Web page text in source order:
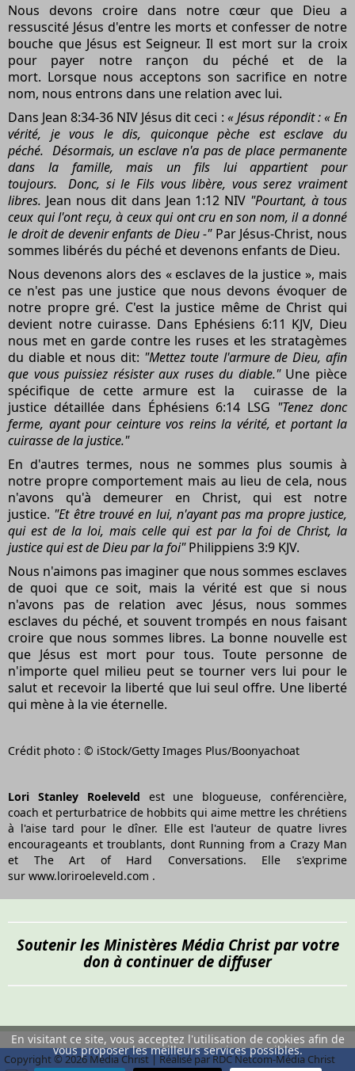
Nous devons croire dans notre cœur que Dieu a
ressuscité Jésus d'entre les morts et confesser de notre
bouche que Jésus est Seigneur. Il est mort sur la croix
pour payer notre rançon du péché et de la
mort. Lorsque nous acceptons son sacrifice en notre
nom, nous entrons dans une relation avec lui.
Dans Jean 8:34-36 NIV Jésus dit ceci : « Jésus répondit : « En
vérité, je vous le dis, quiconque pèche est esclave du
péché. Désormais, un esclave n'a pas de place permanente
dans la famille, mais un fils lui appartient pour
toujours.
Donc, si le Fils vous libère, vous serez vraiment
libres. Jean nous dit dans Jean 1:12 NIV "Pourtant, à tous
ceux qui l'ont reçu, à ceux qui ont cru en son nom, il a donné
le droit de devenir enfants de Dieu -"Par Jésus-Christ, nous
sommes libérés du péché et devenons enfants de Dieu.
Nous devenons alors des « esclaves de la justice », mais
ce n'est pas une justice que nous devons évoquer de
notre propre gré. C'est la justice même de Christ qui
devient notre cuirasse. Dans Ephésiens 6:11 KJV, Dieu
nous met en garde contre les ruses et les stratagèmes
du diable et nous dit: "Mettez toute l'armure de Dieu, afin
que vous puissiez résister aux ruses du diable." Une pièce
spécifique de cette armure est la cuirasse de la
justice détaillée dans Éphésiens 6:14 LSG "Tenez donc
ferme, ayant pour ceinture vos reins la vérité, et portant la
cuirasse de la justice."
En d'autres termes, nous ne sommes plus soumis à
notre propre comportement mais au lieu de cela, nous
n'avons qu'à demeurer en Christ, qui est notre
justice. "Et être trouvé en lui, n'ayant pas ma propre justice,
qui est de la loi, mais celle qui est par la foi de Christ, la
justice qui est de Dieu par la foi"Philippiens 3:9 KJV.
Nous n'aimons pas imaginer que nous sommes esclaves
de quoi que ce soit, mais la vérité est que si nous
n'avons pas de relation avec Jésus, nous sommes
esclaves du péché, et souvent trompés en nous faisant
croire que nous sommes libres. La bonne nouvelle est
que Jésus est mort pour tous. Toute personne de
n'importe quel milieu peut se tourner vers lui pour le
salut et recevoir la liberté que lui seul offre. Une liberté
qui mène à la vie éternelle.
Crédit photo : © iStock/Getty Images Plus/Boonyachoat
Lori Stanley Roeleveld est une blogueuse, conférencière,
coach et perturbatrice de hobbits qui aime mettre les chrétiens
à l'aise tard pour le dîner. Elle est l'auteur de quatre livres
encourageants et troublants, dont Running from a Crazy Man
et The Art of Hard Conversations. Elle s'exprime
sur www.loriroeleveld.com .
Soutenir les Ministères Média Christ par votre
don à continuer de diffuser
Copyright © 2026 Média Christ | Réalisé par RDC Netcom-Média Christ
En visitant ce site, vous acceptez l'utilisation de cookies afin de
vous proposer les meilleurs services possibles.